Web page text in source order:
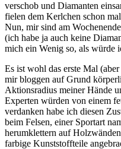
verschob und Diamanten
fielen dem Kerlchen schon
Nun, mir sind am
(ich habe ja auch keine
mich ein Wenig so, als würde
Es ist wohl das erste Mal
mir bloggen auf Grund
Aktionsradius meiner Hände
Experten würden von einem
verdanken habe ich diesen
beim Felsen, einer Sportart
herumklettern auf
farbige Kunststoffteile